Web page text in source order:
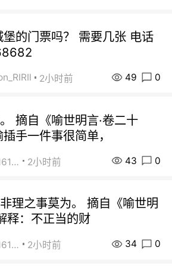
的门票吗？ 需要几张 电话
2小时前 49 0
摘自《喻世明言·卷二十
手一件事很简单，
街友21416156 2小时前 43 0
理之事莫为。 摘自《喻世明
释：不正当的财
街友21416156 2小时前 34 0